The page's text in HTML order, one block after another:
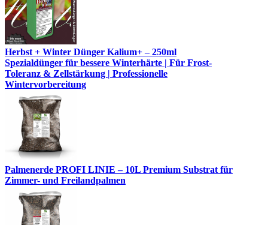
Herbst + Winter Dünger Kalium+ – 250ml
Spezialdünger für bessere Winterhärte | Für Frost-
Toleranz & Zellstärkung | Professionelle
Wintervorbereitung
Palmenerde PROFI LINIE – 10L Premium Substrat für
Zimmer- und Freilandpalmen